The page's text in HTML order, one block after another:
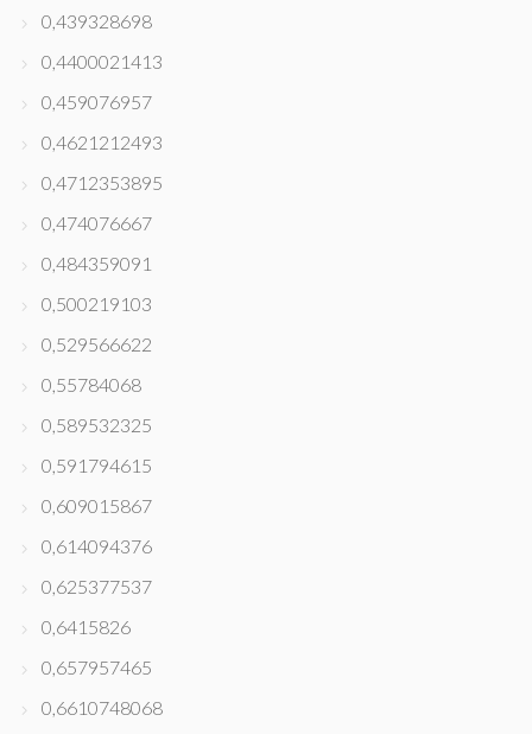
0,439328698
0,4400021413
0,459076957
0,4621212493
0,4712353895
0,474076667
0,484359091
0,500219103
0,529566622
0,55784068
0,589532325
0,591794615
0,609015867
0,614094376
0,625377537
0,6415826
0,657957465
0,6610748068